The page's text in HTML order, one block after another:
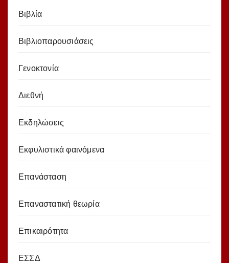
Βιβλία
Βιβλιοπαρουσιάσεις
Γενοκτονία
Διεθνή
Εκδηλώσεις
Εκφυλιστικά φαινόμενα
Επανάσταση
Επαναστατική θεωρία
Επικαιρότητα
ΕΣΣΔ